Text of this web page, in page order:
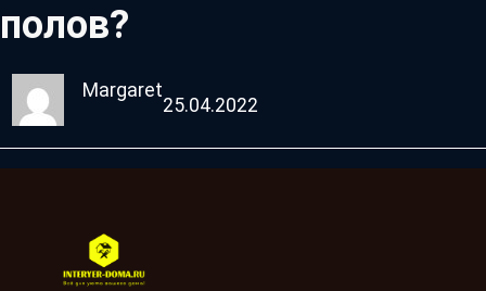
полов?
Margaret
25.04.2022